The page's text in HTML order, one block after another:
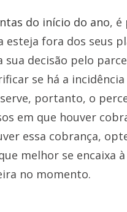
do início do ano, é
esteja fora dos seus
sua decisão pelo
se há a
portanto, o
em que houver
essa cobrança,
melhor se encaixa à
no momento.